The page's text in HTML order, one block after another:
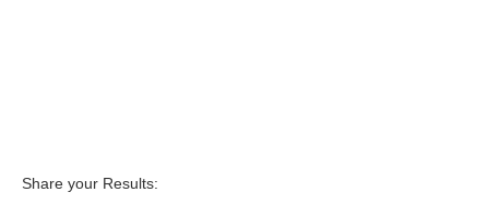
Share your Results: